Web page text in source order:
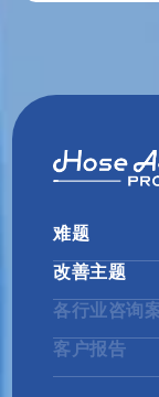
难题
改善主题
各行业咨询
客户报告